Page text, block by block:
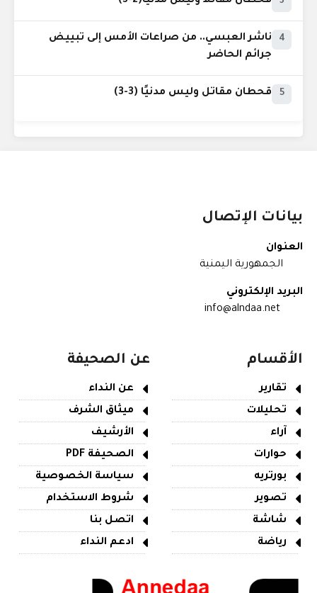
4
ناشر العبسي.. من صراعات الأمس إلى تبييض
جرائم الحاضر
5 قحطان مقاتل وليس مدنيًا (3-3)
بيانات الإتصال
العنوان
الجمهورية اليمنية
البريد الإلكتروني
info@alndaa.net
الأقسام
تقارير
تحليلات
آراء
حوارات
بورتريه
تصوير
شاشة
رياضة
عن الصحيفة
عن النداء
ميثاق الشرف
الأرشيف
الصحيفة PDF
سياسة الخصوصية
شروط الاستخدام
اتصل بنا
ادعم النداء